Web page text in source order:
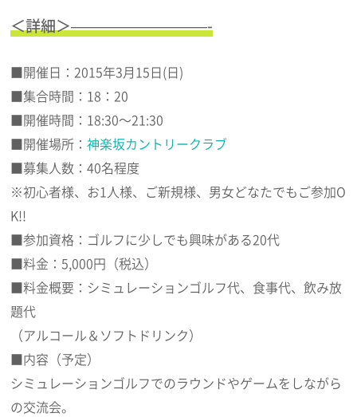
＜詳細＞—————————-
■開催日：2015年3月15日(日)
■集合時間：18：20
■開催時間：18:30～21:30
■開催場所：神楽坂カントリークラブ
■募集人数：40名程度
※初心者様、お1人様、ご新規様、男女どなたでもご参加O
K!!
■参加資格：ゴルフに少しでも興味がある20代
■料金：5,000円（税込）
■料金概要：シミュレーションゴルフ代、食事代、飲み放
題代
（アルコール＆ソフトドリンク）
■内容（予定）
シミュレーションゴルフでのラウンドやゲームをしながら
の交流会。